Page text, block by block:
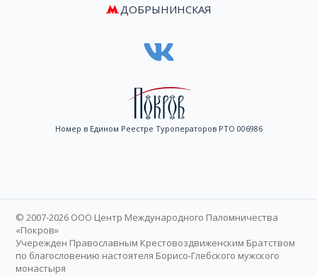
ДОБРЫНИНСКАЯ
Номер в Едином Реестре Туроператоров РТО 006986
© 2007-2026 ООО Центр Международного Паломничества
«Покров»
Учережден Православным Крестовоздвиженским Братством
по благословению настоятеля Борисо-Глебского мужского
монастыря